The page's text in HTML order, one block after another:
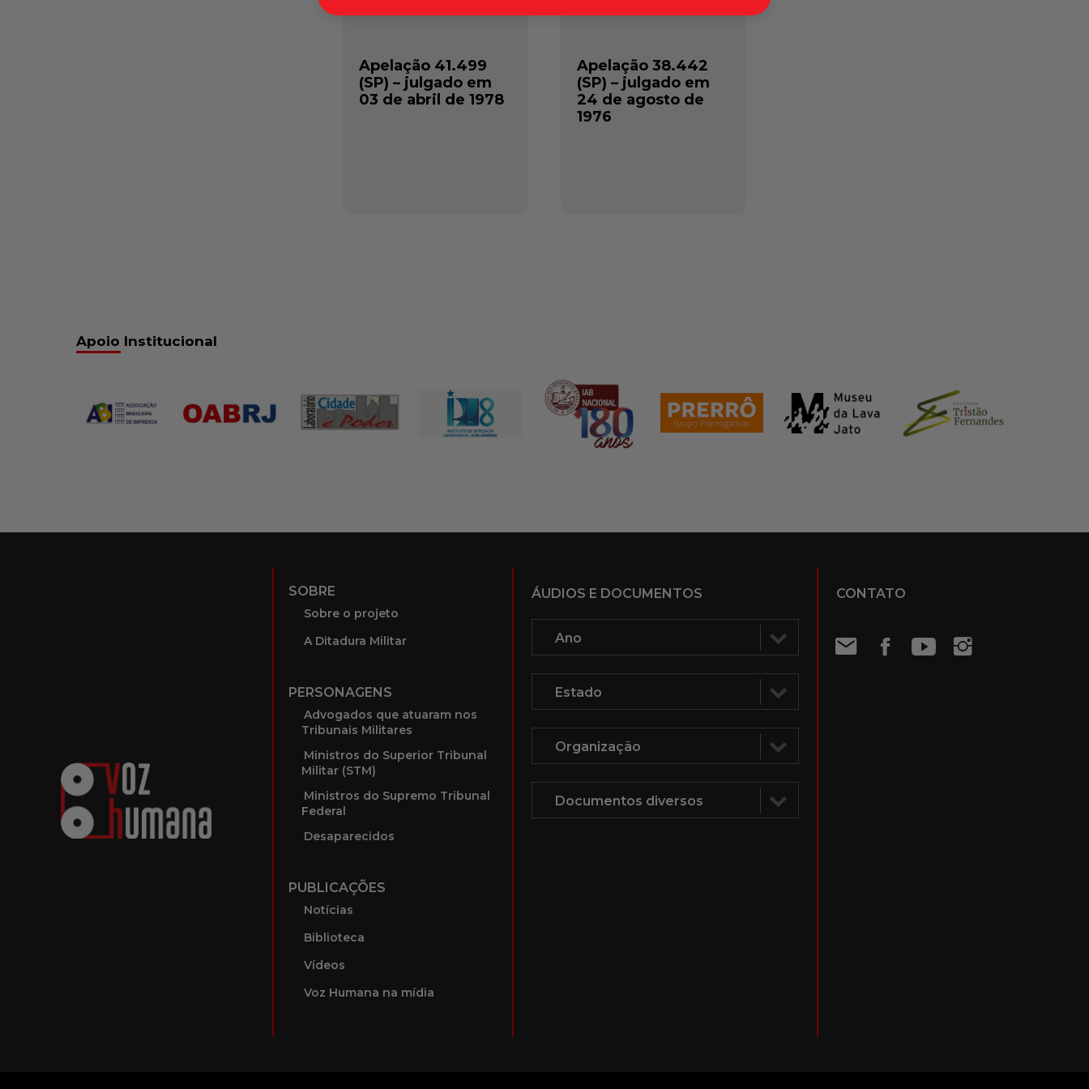
Apelação 41.499
(SP) – julgado em
03 de abril de 1978
Apelação 38.442
(SP) – julgado em
24 de agosto de
1976
Apoio Institucional
SOBRE
Sobre o projeto
A Ditadura Militar
PERSONAGENS
Advogados que atuaram nos
Tribunais Militares
Ministros do Superior Tribunal
Militar (STM)
Ministros do Supremo Tribunal
Federal
Desaparecidos
PUBLICAÇÕES
Notícias
Biblioteca
Vídeos
Voz Humana na mídia
ÁUDIOS E DOCUMENTOS CONTATO